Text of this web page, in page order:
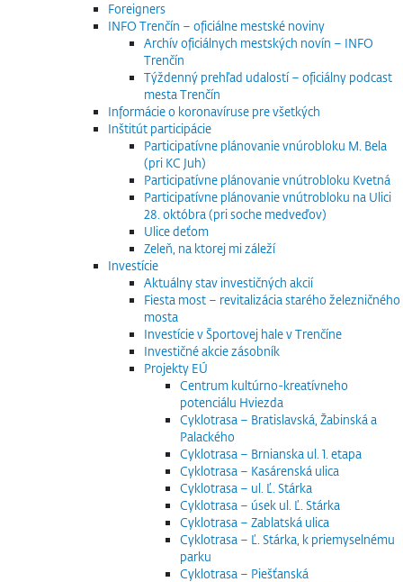
Foreigners
INFO Trenčín – oficiálne mestské noviny
Archív oficiálnych mestských novín – INFO
Trenčín
Týždenný prehľad udalostí – oficiálny podcast
mesta Trenčín
Informácie o koronavíruse pre všetkých
Inštitút participácie
Participatívne plánovanie vnúrobloku M. Bela
(pri KC Juh)
Participatívne plánovanie vnútrobloku Kvetná
Participatívne plánovanie vnútrobloku na Ulici
28. októbra (pri soche medveďov)
Ulice deťom
Zeleň, na ktorej mi záleží
Investície
Aktuálny stav investičných akcií
Fiesta most – revitalizácia starého železničného
mosta
Investície v Športovej hale v Trenčíne
Investičné akcie zásobník
Projekty EÚ
Centrum kultúrno-kreatívneho
potenciálu Hviezda
Cyklotrasa – Bratislavská, Žabinská a
Palackého
Cyklotrasa – Brnianska ul. 1. etapa
Cyklotrasa – Kasárenská ulica
Cyklotrasa – ul. Ľ. Stárka
Cyklotrasa – úsek ul. Ľ. Stárka
Cyklotrasa – Zablatská ulica
Cyklotrasa – Ľ. Stárka, k priemyselnému
parku
Cyklotrasa – Piešťanská